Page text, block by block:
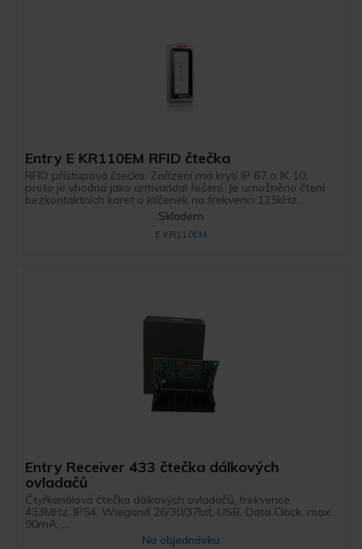
Entry E KR110EM RFID čtečka
RFID přístupová čtečka. Zařízení má krytí IP 67 a IK 10,
proto je vhodná jako antivandal řešení. Je umožněno čtení
bezkontaktních karet a klíčenek na frekvenci 125kHz.
Skladem
E KR110EM
Entry Receiver 433 čtečka dálkových
ovladačů
Čtyřkanálová čtečka dálkových ovladačů, frekvence
433MHz, IP54, Wiegand 26/30/37bit, USB, Data Clock, max.
90mA, ...
Na objednávku